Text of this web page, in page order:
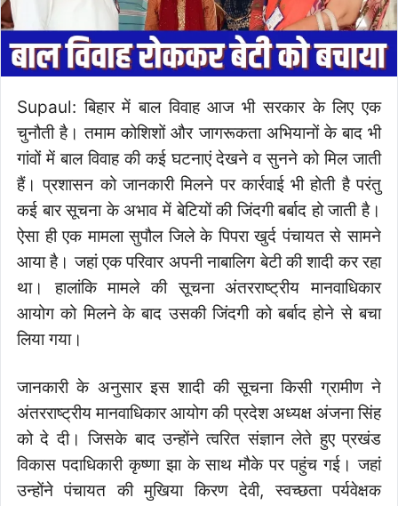
Supaul: बिहार में बाल विवाह आज भी सरकार के लिए एक
चुनौती है। तमाम कोशिशों और जागरूकता अभियानों के बाद भी
गांवों में बाल विवाह की कई घटनाएं देखने व सुनने को मिल जाती
हैं। प्रशासन को जानकारी मिलने पर कार्रवाई भी होती है परंतु
कई बार सूचना के अभाव में बेटियों की जिंदगी बर्बाद हो जाती है।
ऐसा ही एक मामला सुपौल जिले के पिपरा खुर्द पंचायत से सामने
आया है। जहां एक परिवार अपनी नाबालिग बेटी की शादी कर रहा
था। हालांकि मामले की सूचना अंतरराष्ट्रीय मानवाधिकार
आयोग को मिलने के बाद उसकी जिंदगी को बर्बाद होने से बचा
लिया गया।
जानकारी के अनुसार इस शादी की सूचना किसी ग्रामीण ने
अंतरराष्ट्रीय मानवाधिकार आयोग की प्रदेश अध्यक्ष अंजना सिंह
को दे दी। जिसके बाद उन्होंने त्वरित संज्ञान लेते हुए प्रखंड
विकास पदाधिकारी कृष्णा झा के साथ मौके पर पहुंच गई। जहां
उन्होंने पंचायत की मुखिया किरण देवी, स्वच्छता पर्यवेक्षक